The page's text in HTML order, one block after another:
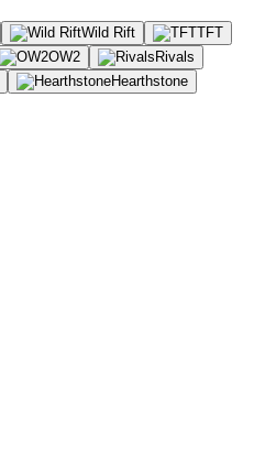
Wild Rift
TFT
OW2
Rivals
Hearthstone